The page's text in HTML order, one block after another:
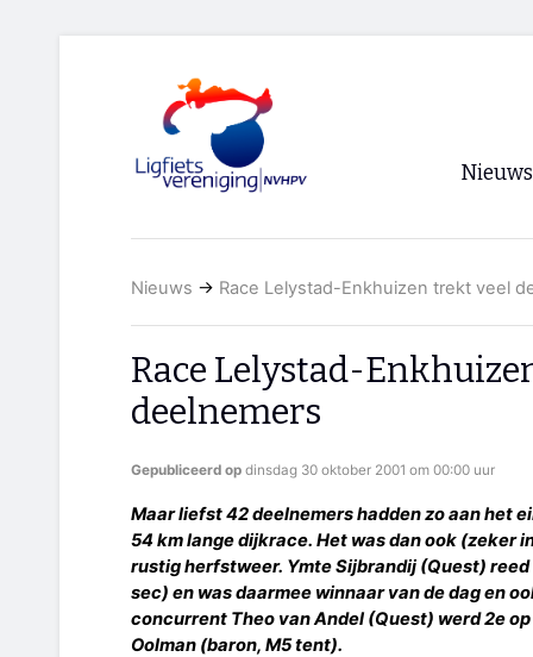
Nieuws
Nieuws → Race Lelystad-Enkhuizen trekt veel
Race Lelystad-
deelnemers
Gepubliceerd op dinsdag 30 oktober 2001 om 00:00 uur
Maar liefst 42 deelnemers hadden zo aan het
54 km lange dijkrace. Het was dan ook (zeker
rustig herfstweer. Ymte Sijbrandij (Quest)
sec) en was daarmee winnaar van de dag en
concurrent Theo van Andel (Quest) werd 2e
Oolman (baron, M5 tent).